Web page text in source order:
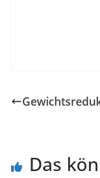
Das